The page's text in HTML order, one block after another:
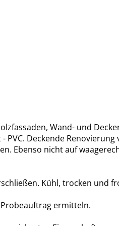
Wand- und
Deckende Renovierung
Ebenso nicht auf
Kühl, trocken und
Probeauftrag ermitteln.